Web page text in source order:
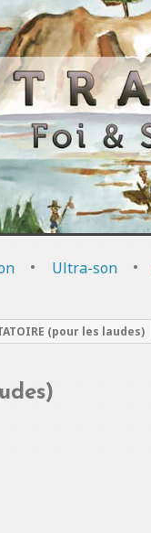
• Ultra-son •
(pour les laudes)